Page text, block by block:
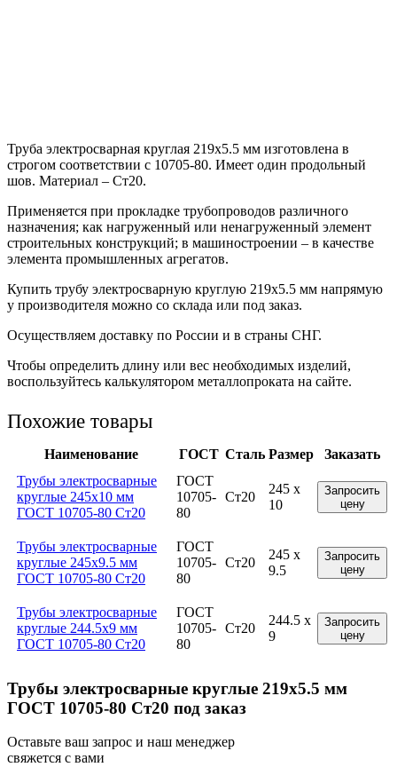
Труба электросварная круглая 219х5.5 мм изготовлена в
строгом соответствии с 10705-80. Имеет один продольный
шов. Материал – Ст20.
Применяется при прокладке трубопроводов различного
назначения; как нагруженный или ненагруженный элемент
строительных конструкций; в машиностроении – в качестве
элемента промышленных агрегатов.
Купить трубу электросварную круглую 219х5.5 мм напрямую
у производителя можно со склада или под заказ.
Осуществляем доставку по России и в страны СНГ.
Чтобы определить длину или вес необходимых изделий,
воспользуйтесь калькулятором металлопроката на сайте.
Похожие товары
Наименование ГОСТ Сталь Размер
Заказать
Трубы электросварные
круглые 245x10 мм
ГОСТ 10705-80 Ст20
ГОСТ
10705-
80
Ст20
245 x
10
Запросить
цену
Трубы электросварные
круглые 245x9.5 мм
ГОСТ 10705-80 Ст20
ГОСТ
10705-
80
Ст20
245 x
9.5
Запросить
цену
Трубы электросварные
круглые 244.5x9 мм
ГОСТ 10705-80 Ст20
ГОСТ
10705-
80
Ст20
244.5 x
9
Запросить
цену
Трубы электросварные круглые 219x5.5 мм
ГОСТ 10705-80 Ст20 под заказ
Оставьте ваш запрос и наш менеджер
свяжется с вами